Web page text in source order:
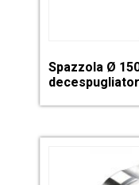
Spazzola Ø